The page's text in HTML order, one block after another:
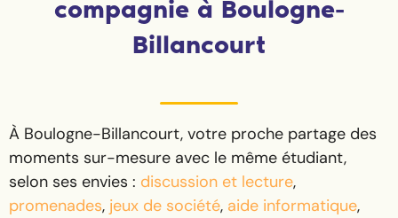
compagnie à Boulogne-
Billancourt
À Boulogne-Billancourt, votre proche partage des
moments sur-mesure avec le même étudiant,
selon ses envies : discussion et lecture,
promenades, jeux de société, aide informatique,